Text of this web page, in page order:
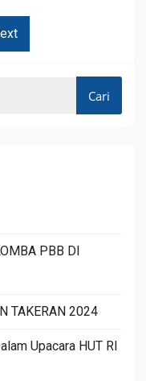
PBB DI
TAKERAN 2024
Upacara HUT RI